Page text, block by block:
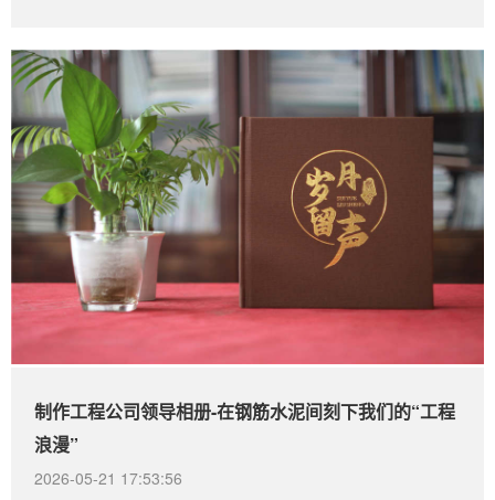
制作工程公司领导相册-在钢筋水泥间刻下我们的“工程
浪漫”
2026-05-21 17:53:56